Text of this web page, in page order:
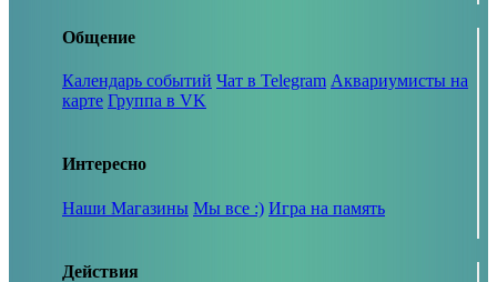
Общение
Календарь событий Чат в Telegram Аквариумисты на
карте Группа в VK
Интересно
Наши Магазины Мы все :) Игра на память
Действия